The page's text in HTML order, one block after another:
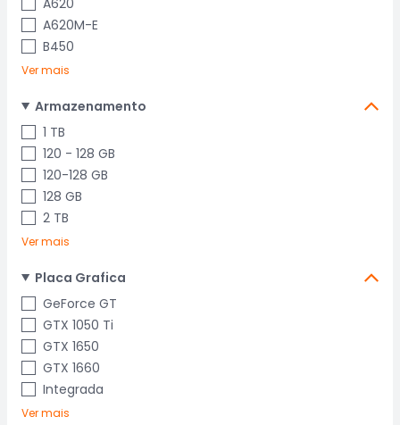
A620
A620M-E
B450
Ver mais
Armazenamento
1 TB
120 - 128 GB
120-128 GB
128 GB
2 TB
Ver mais
Placa Grafica
GeForce GT
GTX 1050 Ti
GTX 1650
GTX 1660
Integrada
Ver mais